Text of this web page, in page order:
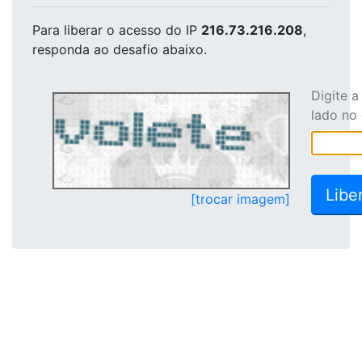
Para liberar o acesso do IP 216.73.216.208,
responda ao desafio abaixo.
[trocar imagem]
Digite
lado no